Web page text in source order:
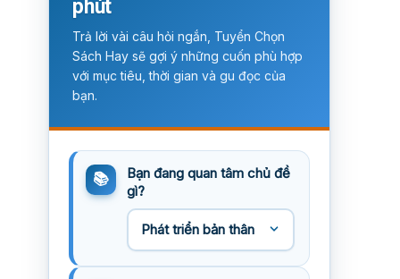
phút
Trả lời vài câu hỏi ngắn, Tuyển Chọn
Sách Hay sẽ gợi ý những cuốn phù hợp
với mục tiêu, thời gian và gu đọc của
bạn.
Bạn đang quan tâm chủ đề
gì?